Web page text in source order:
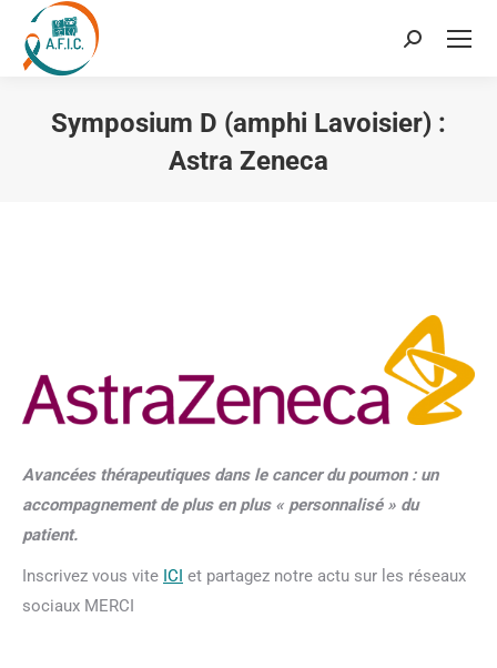
Recherche
Symposium D (amphi Lavoisier) :
Astra Zeneca
Avancées thérapeutiques dans le cancer du poumon : un
accompagnement de plus en plus « personnalisé » du
patient.
Inscrivez vous vite ICI et partagez notre actu sur les réseaux
sociaux MERCI